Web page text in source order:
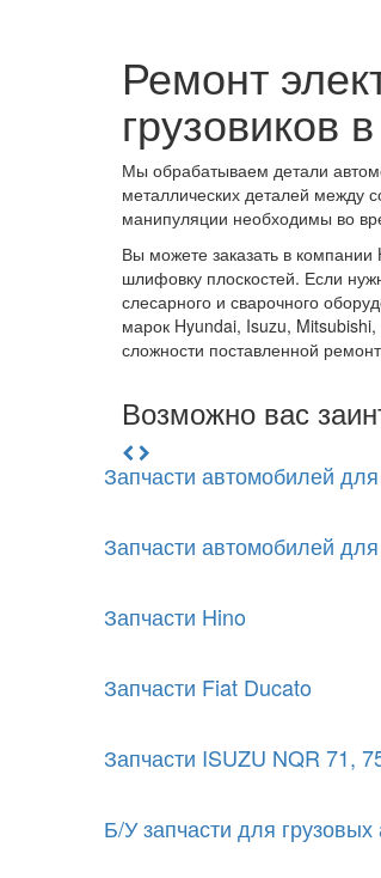
Ремонт
грузовиков
Мы обрабатываем детали
металлических деталей между
манипуляции необходимы во
Вы можете заказать в компании
шлифовку плоскостей. Если
слесарного и сварочного
марок Hyundai, Isuzu,
сложности поставленной
Возможно вас
Запчасти автомобилей
Запчасти автомобилей
Запчасти Hino
Запчасти Fiat Ducato
Запчасти ISUZU NQR 71,
Б/У запчасти для